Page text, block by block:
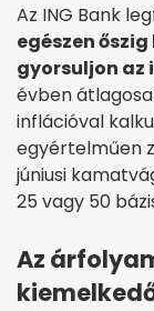
Az ING Bank
egészen
gyorsuljon az
évben
inflációval
egyértelműen
júniusi
25 vagy 50
Az